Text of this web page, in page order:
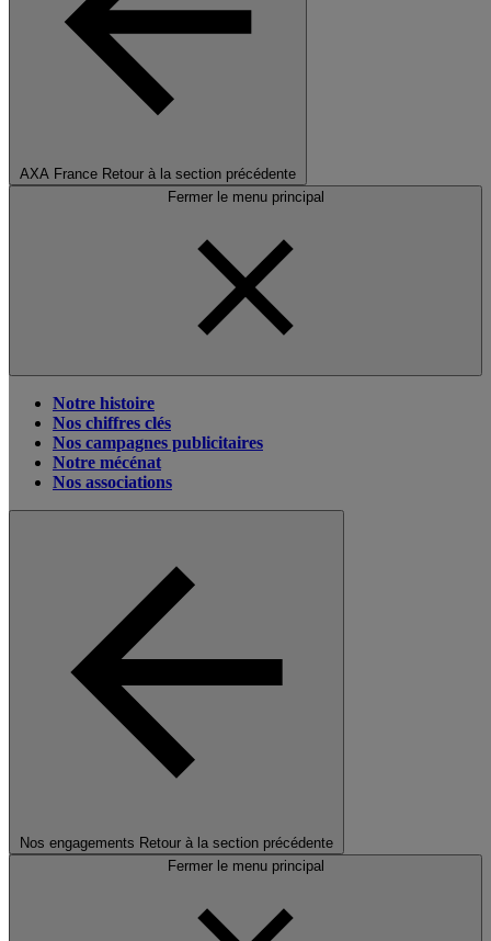
AXA France Retour à la section précédente
Fermer le menu principal
Notre histoire
Nos chiffres clés
Nos campagnes publicitaires
Notre mécénat
Nos associations
Nos engagements Retour à la section précédente
Fermer le menu principal